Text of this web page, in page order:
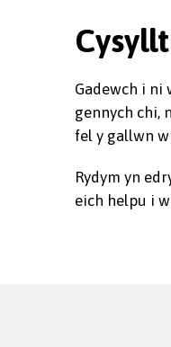
Gadewch i ni
gennych chi,
fel y gallwn
Rydym yn
eich helpu i